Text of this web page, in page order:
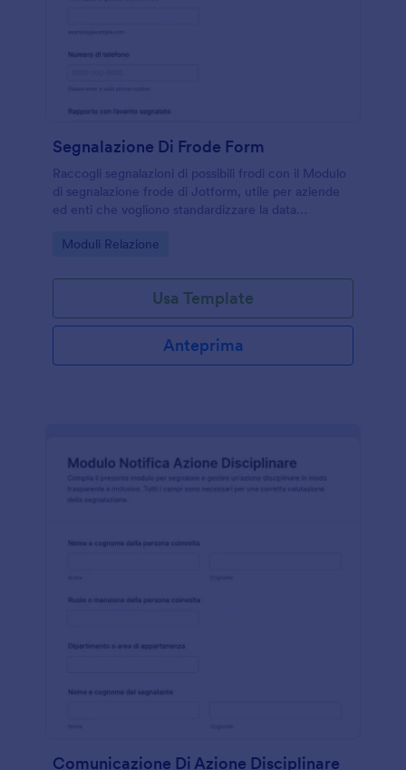
Segnalazione Di Frode Form
Raccogli segnalazioni di possibili frodi con il Modulo
di segnalazione frode di Jotform, utile per aziende
ed enti che vogliono standardizzare la data
submission in modo ordinato.
Go to Category:
Moduli Relazione
Usa Template
Anteprima
Comunicazione Di Azione Disciplinare